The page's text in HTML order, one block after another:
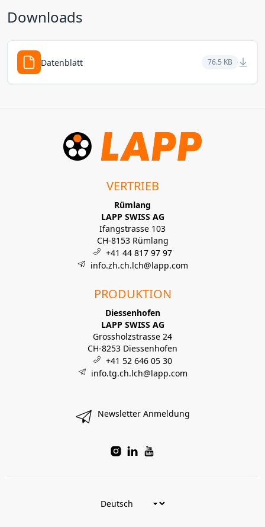
Downloads
Datenblatt 76.5 KB
VERTRIEB
Rümlang
LAPP SWISS AG
Ifangstrasse 103
CH-8153 Rümlang
+41 44 817 97 97
info.zh.ch.lch@lapp.com
PRODUKTION
Diessenhofen
LAPP SWISS AG
Grossholzstrasse 24
CH-8253 Diessenhofen
+41 52 646 05 30
info.tg.ch.lch@lapp.com
Newsletter Anmeldung